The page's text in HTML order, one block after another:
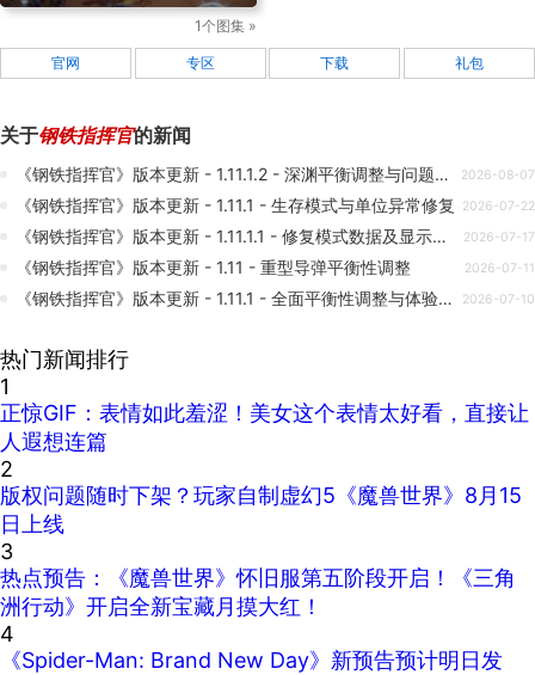
1个图集 »
官网 专区 下载 礼包
关于钢铁指挥官的新闻
《钢铁指挥官》版本更新 - 1.11.1.2 - 深渊平衡调整与问题修正 2026-08-07
《钢铁指挥官》版本更新 - 1.11.1 - 生存模式与单位异常修复 2026-07-22
《钢铁指挥官》版本更新 - 1.11.1.1 - 修复模式数据及显示异常 2026-07-17
《钢铁指挥官》版本更新 - 1.11 - 重型导弹平衡性调整 2026-07-11
《钢铁指挥官》版本更新 - 1.11.1 - 全面平衡性调整与体验优化 2026-07-10
热门新闻排行
1
正惊GIF：表情如此羞涩！美女这个表情太好看，直接让
人遐想连篇
2
版权问题随时下架？玩家自制虚幻5《魔兽世界》8月15
日上线
3
热点预告：《魔兽世界》怀旧服第五阶段开启！《三角
洲行动》开启全新宝藏月摸大红！
4
《Spider-Man: Brand New Day》新预告预计明日发